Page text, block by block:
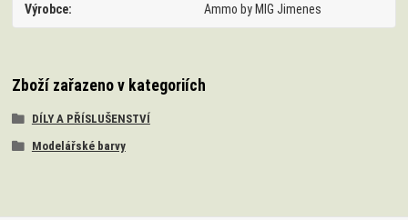
Výrobce Ammo by MIG Jimenes
Zboží zařazeno v kategoriích
DÍLY A PŘÍSLUŠENSTVÍ
Modelářské barvy